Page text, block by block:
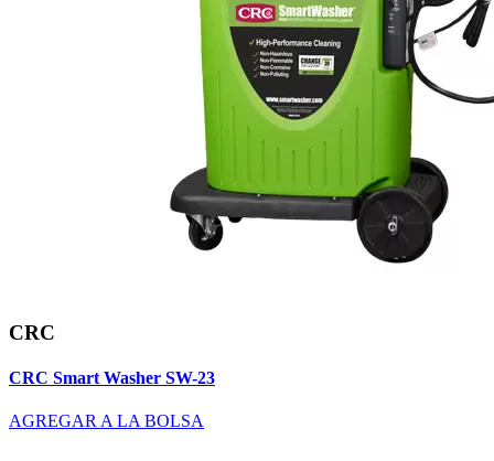
CRC
CRC Smart Washer SW-23
AGREGAR A LA BOLSA